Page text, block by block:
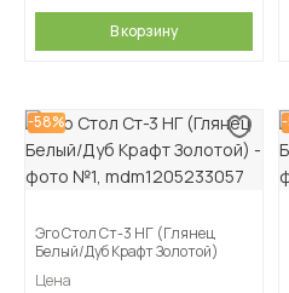
В корзину
-58%
Эго Стол Ст-3 НГ (Глянец
Белый/Дуб Крафт Золотой)
Цена